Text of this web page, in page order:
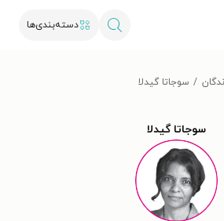
دسته‌بندی‌ها
سوجاتا گیدلا
سوجاتا گیدلا